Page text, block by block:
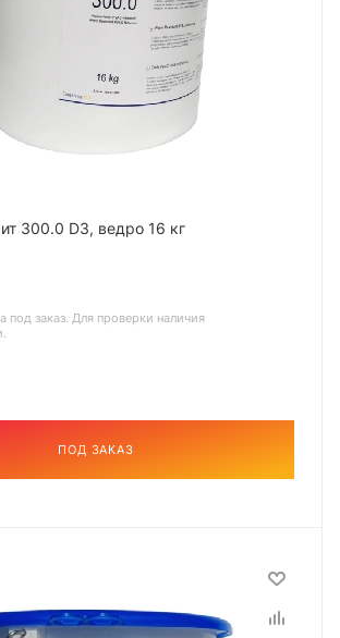
300.0 D3, ведро 16 кг
под заказ. Для проверки наличия
ПОД ЗАКАЗ